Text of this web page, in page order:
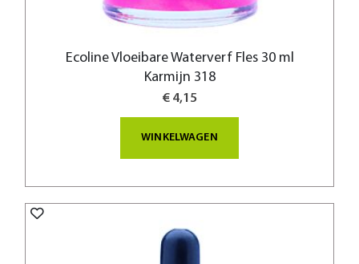
Ecoline Vloeibare Waterverf Fles 30 ml
Karmijn 318
€ 4,15
WINKELWAGEN